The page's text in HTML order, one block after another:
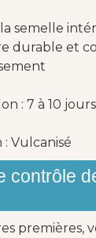
semelle
durable et
: 7 à 10 jours
Vulcanisé
contrôle
premières,